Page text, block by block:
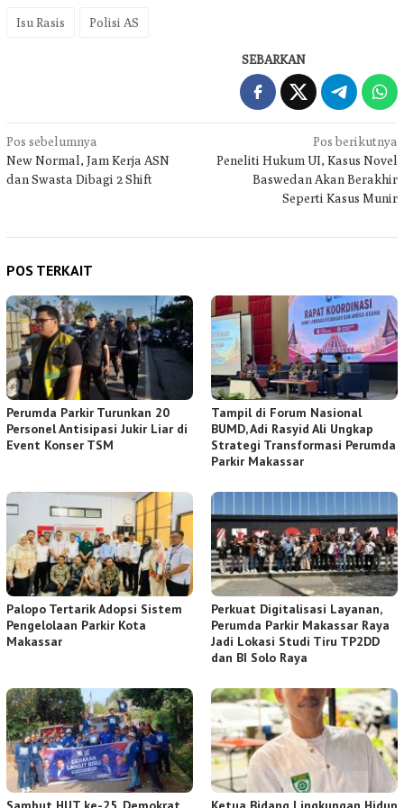
Isu Rasis Polisi AS
SEBARKAN
Navigasi
pos
Pos sebelumnya
New Normal, Jam Kerja ASN
dan Swasta Dibagi 2 Shift
Pos berikutnya
Peneliti Hukum UI, Kasus Novel
Baswedan Akan Berakhir
Seperti Kasus Munir
POS TERKAIT
Perumda Parkir Turunkan 20
Personel Antisipasi Jukir Liar di
Event Konser TSM
Tampil di Forum Nasional
BUMD, Adi Rasyid Ali Ungkap
Strategi Transformasi Perumda
Parkir Makassar
Palopo Tertarik Adopsi Sistem
Pengelolaan Parkir Kota
Makassar
Perkuat Digitalisasi Layanan,
Perumda Parkir Makassar Raya
Jadi Lokasi Studi Tiru TP2DD
dan BI Solo Raya